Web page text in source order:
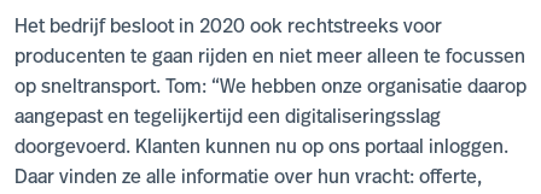
Het bedrijf besloot in 2020 ook rechtstreeks voor
producenten te gaan rijden en niet meer alleen te focussen
op sneltransport. Tom: “We hebben onze organisatie daarop
aangepast en tegelijkertijd een digitaliseringsslag
doorgevoerd. Klanten kunnen nu op ons portaal inloggen.
Daar vinden ze alle informatie over hun vracht: offerte,